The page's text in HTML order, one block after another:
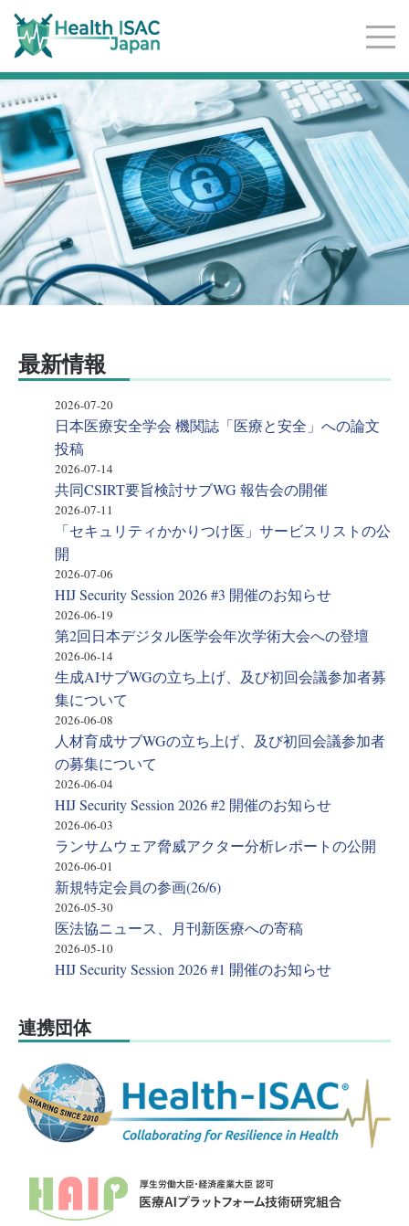
イ
ト
ビ
ゲ
ー
シ
ョ
ン
最新情報
日本医療安全学会 機関誌「医療と安全」への論文
投稿
2026-07-20
共同CSIRT要旨検討サブWG 報告会の開催
2026-07-14
「セキュリティかかりつけ医」サービスリストの公
開
2026-07-11
HIJ Security Session 2026 #3 開催のお知らせ
2026-07-06
第2回日本デジタル医学会年次学術大会への登壇
2026-06-19
生成AIサブWGの立ち上げ、及び初回会議参加者募
集について
2026-06-14
人材育成サブWGの立ち上げ、及び初回会議参加者
の募集について
2026-06-08
HIJ Security Session 2026 #2 開催のお知らせ
2026-06-04
ランサムウェア脅威アクター分析レポートの公開
2026-06-03
新規特定会員の参画(26/6)
2026-06-01
医法協ニュース、月刊新医療への寄稿
2026-05-30
HIJ Security Session 2026 #1 開催のお知らせ
2026-05-10
連携団体